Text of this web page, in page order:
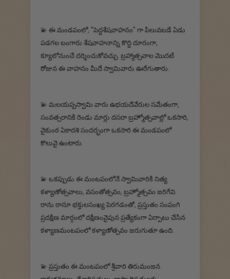
💫 ఈ మండపంలో, "పెద్దశేషవాహనం" గా పిలువబడే ఏడు
పడగల బంగారు శేషవాహనాన్ని కొద్ది దూరంగా,
క్యూలోనుంచే దర్శించుకోవచ్చు. బ్రహ్మాత్సవాల మొదటి
రోజున ఈ వాహనం మీదే స్వామివారు ఊరేగుతారు.
💫 మలయప్పస్వామి వారు ఉభయదేవేరుల సమేతంగా,
సంవత్సరానికి రెండు మార్లు దసరా బ్రహ్మోత్సవాల్లో ఒకసారి,
వైకుంఠ ఏకాదశి సందర్భంగా ఒకసారి ఈ మండపంలో
కొలువై ఉంటారు.
💫 ఒకప్పుడు ఈ మంటపంలోనే స్వామివారికి నిత్య
కళ్యాణోత్సవాలు, వసంతోత్సవం, బ్రహ్మోత్సవం జరిగేవి.
రాను రానూ భక్తులసంఖ్య పెరగడంతో, ప్రస్తుతం సంపంగి
ప్రదక్షిణ మార్గంలో దక్షిణంవైపున ప్రత్యేకంగా ఏర్పాటు చేసిన
కళ్యాణమంటపంలో కళ్యాణోత్సవం జరుగుతూ ఉంది.
💫 ప్రస్తుతం ఈ మంటపంలో శ్రీవారి తిరుమంజన